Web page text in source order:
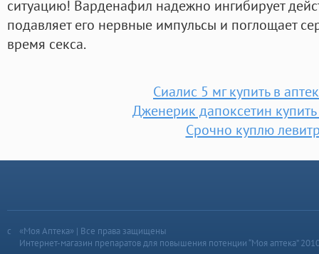
ситуацию! Варденафил надежно ингибирует
подавляет его нервные импульсы и поглощает
время секса.
Сиалис 5 мг купить в
Дженерик дапоксетин
Срочно куплю
«Моя Аптека» | Все права защищены
Интернет-магазин препаратов для повышения потенции “Моя аптека”